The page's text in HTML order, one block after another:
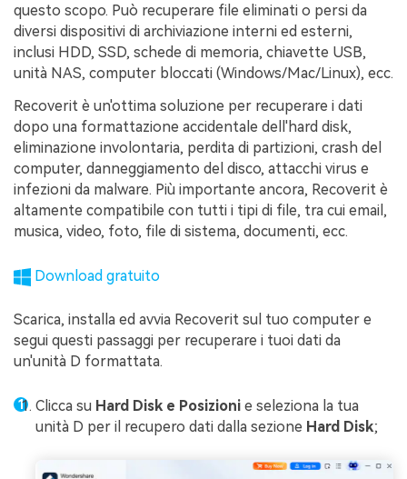
questo scopo. Può recuperare file eliminati o persi da
diversi dispositivi di archiviazione interni ed esterni,
inclusi HDD, SSD, schede di memoria, chiavette USB,
unità NAS, computer bloccati (Windows/Mac/Linux), ecc.
Recoverit è un'ottima soluzione per recuperare i dati
dopo una formattazione accidentale dell'hard disk,
eliminazione involontaria, perdita di partizioni, crash del
computer, danneggiamento del disco, attacchi virus e
infezioni da malware. Più importante ancora, Recoverit è
altamente compatibile con tutti i tipi di file, tra cui email,
musica, video, foto, file di sistema, documenti, ecc.
Download gratuito
Scarica, installa ed avvia Recoverit sul tuo computer e
segui questi passaggi per recuperare i tuoi dati da
un'unità D formattata.
Clicca su Hard Disk e Posizioni e seleziona la tua
unità D per il recupero dati dalla sezione Hard Disk;